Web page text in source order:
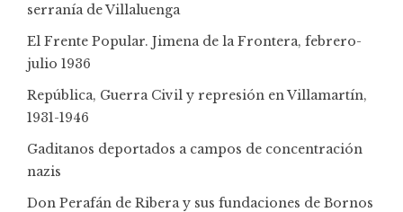
serranía de Villaluenga
El Frente Popular. Jimena de la Frontera, febrero-
julio 1936
República, Guerra Civil y represión en Villamartín,
1931-1946
Gaditanos deportados a campos de concentración
nazis
Don Perafán de Ribera y sus fundaciones de Bornos